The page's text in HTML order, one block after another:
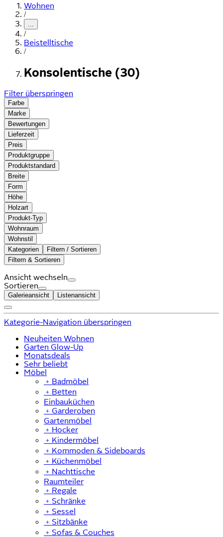
Wohnen
/
...
/
Beistelltische
/
Konsolentische (30)
Filter überspringen
Farbe
Marke
Bewertungen
Lieferzeit
Preis
Produktgruppe
Produktstandard
Breite
Form
Höhe
Holzart
Produkt-Typ
Wohnraum
Wohnstil
Kategorien
Filtern / Sortieren
Filtern & Sortieren
Ansicht wechseln
Sortieren
Galerieansicht Listenansicht
Kategorie-Navigation überspringen
Neuheiten Wohnen
Garten Glow-Up
Monatsdeals
Sehr beliebt
Möbel
﹢ Badmöbel
﹢ Betten
Einbauküchen
﹢ Garderoben
Gartenmöbel
﹢ Hocker
﹢ Kindermöbel
﹢ Kommoden & Sideboards
﹢ Küchenmöbel
﹢ Nachttische
Raumteiler
﹢ Regale
﹢ Schränke
﹢ Sessel
﹢ Sitzbänke
﹢ Sofas & Couches